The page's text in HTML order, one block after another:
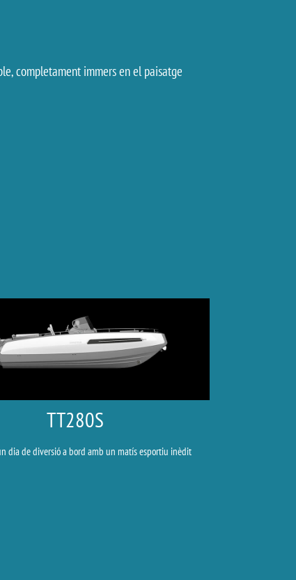
completament immers en el paisatge
TT280S
dia de diversió a bord amb un matís esportiu inèdit